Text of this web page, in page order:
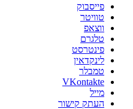
פייסבוק
טוויטר
ווצאפ
טלגרם
פינטרסט
לינקדאין
טמבלר
VKontakte
מייל
העתק קישור